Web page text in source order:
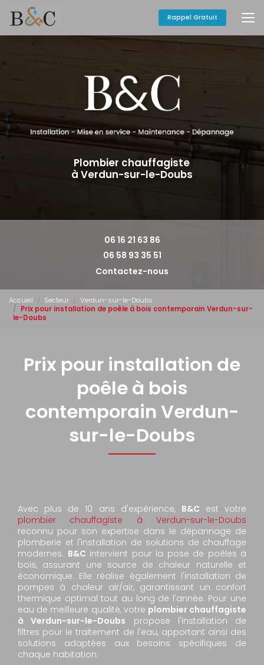
contenu
principal
Rappel Gratuit
Plombier chauffagiste
à Verdun-sur-le-Doubs
06 16 21 63 86
06 58 93 35 51
Contactez-nous
Accueil Secteur
Verdun-sur-le-Doubs
Prix pour installation de poêle à bois contemporain Verdun-sur-
le-Doubs
Prix pour installation de
poêle à bois
contemporain Verdun-
sur-le-Doubs
Avec plus de 10 ans d'expérience, B&C est votre
plombier chauffagiste à Verdun-sur-le-Doubs
reconnu pour son expertise dans le dépannage de
plomberie et l'installation de solutions de chauffage
modernes. B&C intervient pour la pose de poêles à
bois, assurant une source de chaleur naturelle et
économique. Elle réalise également l'installation de
pompes à chaleur air/air, garantissant un confort
thermique optimal tout au long de l'année. Pour une
eau de meilleure qualité, votre plombier chauffagiste
à Verdun-sur-le-Doubs propose l'installation de
filtres pour le traitement de l'eau, apportant ainsi des
solutions adaptées aux besoins spécifiques de
chaque habitation.